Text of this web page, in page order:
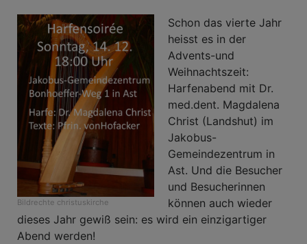
und
der
Kinderkantorei
am
14.
Dezember
2025
um
Uhr
der
Christuskirche
Bildrechte christuskirche
Schon das vierte Jahr
heisst es in der
Advents-und
Weihnachtszeit:
Harfenabend mit Dr.
med.dent. Magdalena
Christ (Landshut) im
Jakobus-
Gemeindezentrum in
Ast. Und die Besucher
und Besucherinnen
können auch wieder
dieses Jahr gewiß sein: es wird ein einzigartiger
Abend werden!